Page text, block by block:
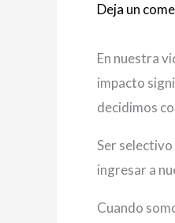
Deja un
En nuestra
impacto
decidimos
Ser
ingresar a
Cuando